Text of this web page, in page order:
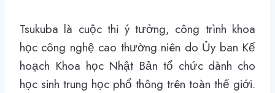
Tsukuba là cuộc thi ý tưởng, công trình khoa
học công nghệ cao thường niên do Ủy ban Kế
hoạch Khoa học Nhật Bản tổ chức dành cho
học sinh trung học phổ thông trên toàn thế giới.